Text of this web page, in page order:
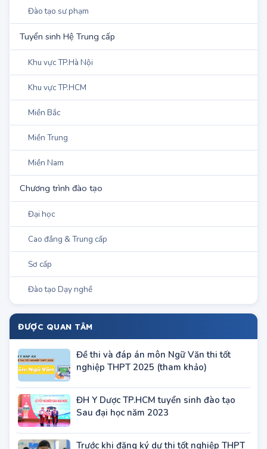
Miền Bắc
Miền Trung - Tây Nguyên
Miền Nam
Quân Đội - Công An
Tuyển Sinh Hệ Cao đẳng
Khu vực TP.Hà Nội
Khu vực TP.HCM
Miền Bắc
Miền Trung - Tây Nguyên
Miền Nam
Đào tạo sư phạm
Tuyển sinh Hệ Trung cấp
Khu vực TP.Hà Nội
Khu vực TP.HCM
Miền Bắc
Miền Trung
Miền Nam
Chương trình đào tạo